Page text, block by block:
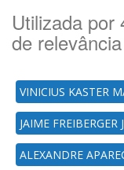
Utilizada por
de relevância
VINICIUS KASTER
JAIME FREIBERGER
ALEXANDRE